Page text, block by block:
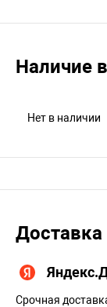
Наличие
Нет в наличии
Доставка
Срочная